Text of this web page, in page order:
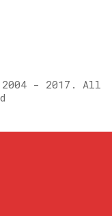
2004 - 2017. All